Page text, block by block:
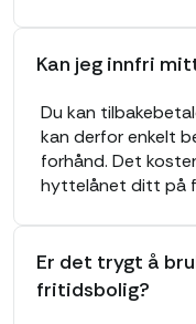
Kan jeg innfri
Du kan
kan derfor enkelt
forhånd. Det
hyttelånet ditt på
Er det trygt å
fritidsbolig?